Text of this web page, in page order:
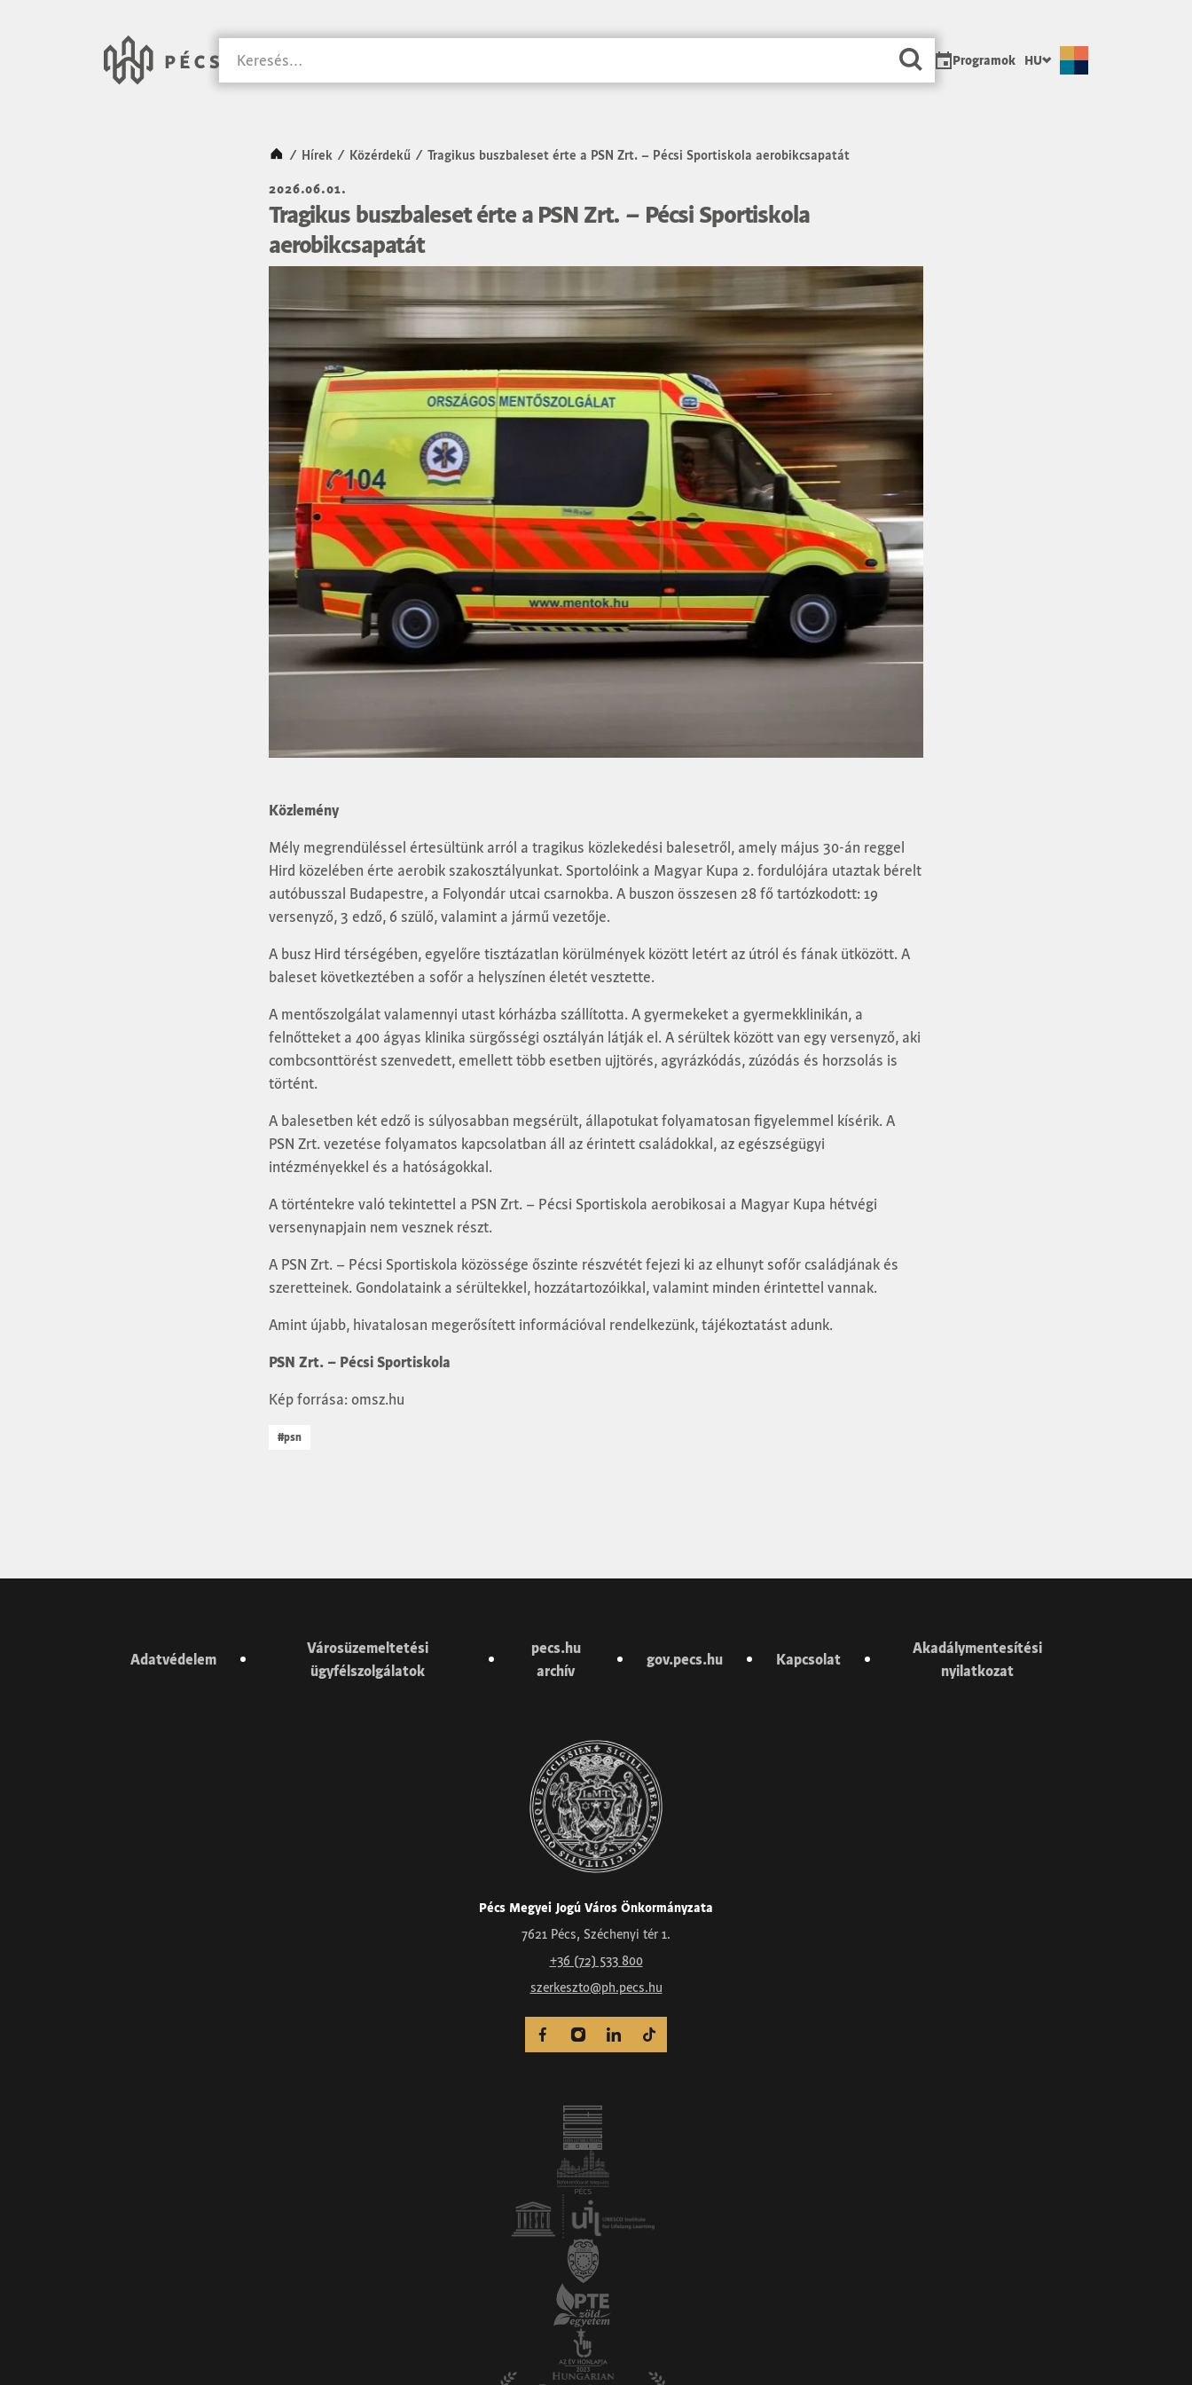
Városunk Pécs Programok HU
Kezdőlap
/ Hírek / Közérdekű / Tragikus buszbaleset érte a PSN Zrt. – Pécsi Sportiskola aerobikcsapatát
2026.06.01.
Tragikus buszbaleset érte a PSN Zrt. – Pécsi Sportiskola
aerobikcsapatát
Közlemény
Mély megrendüléssel értesültünk arról a tragikus közlekedési balesetről, amely május 30-án reggel
Hird közelében érte aerobik szakosztályunkat. Sportolóink a Magyar Kupa 2. fordulójára utaztak bérelt
autóbusszal Budapestre, a Folyondár utcai csarnokba. A buszon összesen 28 fő tartózkodott: 19
versenyző, 3 edző, 6 szülő, valamint a jármű vezetője.
A busz Hird térségében, egyelőre tisztázatlan körülmények között letért az útról és fának ütközött. A
baleset következtében a sofőr a helyszínen életét vesztette.
A mentőszolgálat valamennyi utast kórházba szállította. A gyermekeket a gyermekklinikán, a
felnőtteket a 400 ágyas klinika sürgősségi osztályán látják el. A sérültek között van egy versenyző, aki
combcsonttörést szenvedett, emellett több esetben ujjtörés, agyrázkódás, zúzódás és horzsolás is
történt.
A balesetben két edző is súlyosabban megsérült, állapotukat folyamatosan figyelemmel kísérik. A
PSN Zrt. vezetése folyamatos kapcsolatban áll az érintett családokkal, az egészségügyi
intézményekkel és a hatóságokkal.
A történtekre való tekintettel a PSN Zrt. – Pécsi Sportiskola aerobikosai a Magyar Kupa hétvégi
versenynapjain nem vesznek részt.
A PSN Zrt. – Pécsi Sportiskola közössége őszinte részvétét fejezi ki az elhunyt sofőr családjának és
szeretteinek. Gondolataink a sérültekkel, hozzátartozóikkal, valamint minden érintettel vannak.
Amint újabb, hivatalosan megerősített információval rendelkezünk, tájékoztatást adunk.
PSN Zrt. – Pécsi Sportiskola
Kép forrása: omsz.hu
#psn
Adatvédelem
Városüzemeltetési
ügyfélszolgálatok
pecs.hu
archív
gov.pecs.hu Kapcsolat
Akadálymentesítési
nyilatkozat
Pécs Megyei Jogú Város Önkormányzata
7621 Pécs, Széchenyi tér 1.
+36 (72) 533 800
szerkeszto@ph.pecs.hu